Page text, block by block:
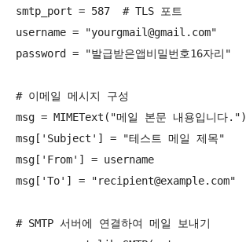
smtp_port = 587  # TLS 포트
username = "yourgmail@gmail.com"
password = "발급받은앱비밀번호16자리"
# 이메일 메시지 구성
msg = MIMEText("메일 본문 내용입니다.")
msg['Subject'] = "테스트 메일 제목"
msg['From'] = username
msg['To'] = "recipient@example.com"
# SMTP 서버에 연결하여 메일 보내기